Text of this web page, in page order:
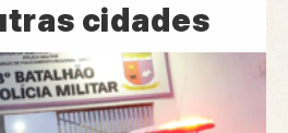
cidades